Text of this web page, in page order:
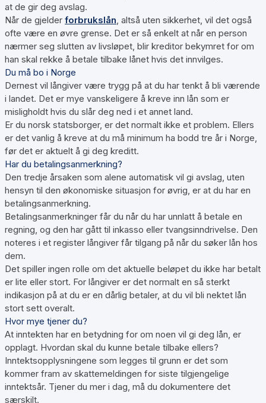
at de gir deg avslag.
Når de gjelder forbrukslån , altså uten sikkerhet, vil det også
ofte være en øvre grense. Det er så enkelt at når en person
nærmer seg slutten av livsløpet, blir kreditor bekymret for om
han skal rekke å betale tilbake lånet hvis det innvilges.
Du må bo i Norge
Dernest vil långiver være trygg på at du har tenkt å bli værende
i landet. Det er mye vanskeligere å kreve inn lån som er
misligholdt hvis du slår deg ned i et annet land.
Er du norsk statsborger, er det normalt ikke et problem. Ellers
er det vanlig å kreve at du må minimum ha bodd tre år i Norge,
før det er aktuelt å gi deg kreditt.
Har du betalingsanmerkning?
Den tredje årsaken som alene automatisk vil gi avslag, uten
hensyn til den økonomiske situasjon for øvrig, er at du har en
betalingsanmerkning.
Betalingsanmerkninger får du når du har unnlatt å betale en
regning, og den har gått til inkasso eller tvangsinndrivelse. Den
noteres i et register långiver får tilgang på når du søker lån hos
dem.
Det spiller ingen rolle om det aktuelle beløpet du ikke har betalt
er lite eller stort. For långiver er det normalt en så sterkt
indikasjon på at du er en dårlig betaler, at du vil bli nektet lån
stort sett overalt.
Hvor mye tjener du?
At inntekten har en betydning for om noen vil gi deg lån, er
opplagt. Hvordan skal du kunne betale tilbake ellers?
Inntektsopplysningene som legges til grunn er det som
kommer fram av skattemeldingen for siste tilgjengelige
inntektsår. Tjener du mer i dag, må du dokumentere det
særskilt.